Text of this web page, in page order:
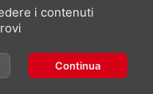
Six
i contenuti
Continua